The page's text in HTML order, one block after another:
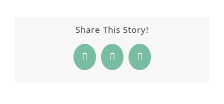
Share This Story!
FacebookPinterest
E-
Mail